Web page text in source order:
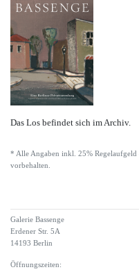
Das Los befindet sich im Archiv.
* Alle Angaben inkl. 25%
vorbehalten.
Galerie Bassenge
Erdener Str. 5A
14193 Berlin
Öffnungszeiten: